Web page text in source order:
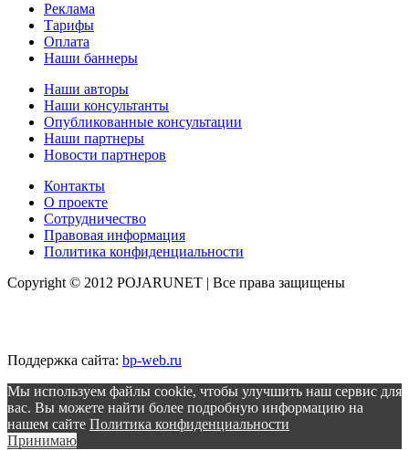
Реклама
Тарифы
Оплата
Наши баннеры
Наши авторы
Наши консультанты
Опубликованные консультации
Наши партнеры
Новости партнеров
Контакты
О проекте
Сотрудничество
Правовая информация
Политика конфиденциальности
Copyright © 2012 POJARUNET | Все права защищены
Поддержка сайта: bp-web.ru
Мы используем файлы cookie, чтобы улучшить наш сервис для
вас. Вы можете найти более подробную информацию на
нашем сайте Политика конфиденциальности
Принимаю